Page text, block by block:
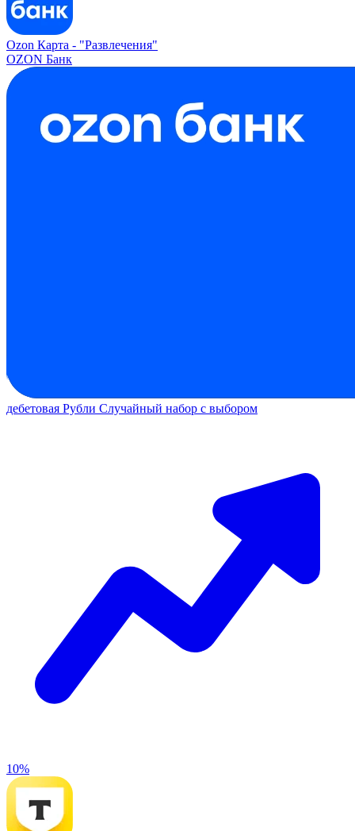
Ozon Карта - "Развлечения"
OZON Банк
дебетовая Рубли Случайный набор с выбором
10%